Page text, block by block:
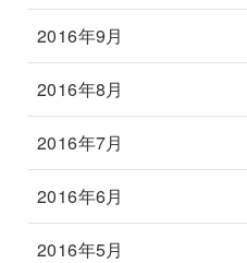
2016年9月
2016年8月
2016年7月
2016年6月
2016年5月